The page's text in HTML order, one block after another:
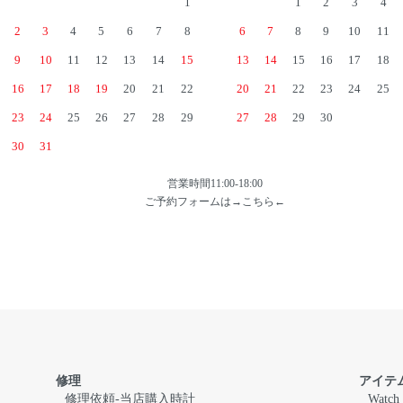
2 3 4 5 6 7 8
9 10 11 12 13 14 15
16 17 18 19 20 21 22
23 24 25 26 27 28 29
30 31
6 7 8 9 10 11
13 14 15 16 17 18
20 21 22 23 24 25
27 28 29 30
営業時間11:00-18:00
ご予約フォームは→ こちら ←
修理
修理依頼-当店購入時計
アイテ
Watch